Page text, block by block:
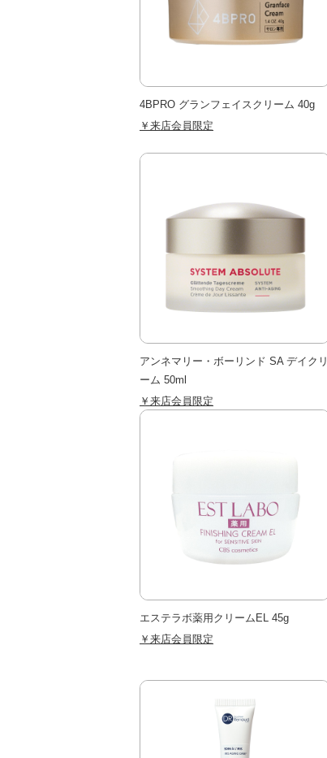
4BPRO グランフェイスクリーム 40g
￥来店会員限定
アンネマリー・ボーリンド SA デイクリ
ーム 50ml
￥来店会員限定
エステラボ薬用クリームEL 45g
￥来店会員限定